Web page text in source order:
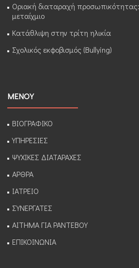
Οριακή διαταραχή
μεταίχμιο
Κατάθλιψη στην τρίτη ηλικία
Σχολικός εκφοβισμός (Bullying)
ΜΕΝΟΥ
ΒΙΟΓΡΑΦΙΚΟ
ΥΠΗΡΕΣΙΕΣ
ΨΥΧΙΚΕΣ ΔΙΑΤΑΡΑΧΕΣ
ΑΡΘΡΑ
ΙΑΤΡΕΙΟ
ΣΥΝΕΡΓΑΤΕΣ
ΑΙΤΗΜΑ ΓΙΑ ΡΑΝΤΕΒΟΥ
ΕΠΙΚΟΙΝΩΝΙΑ